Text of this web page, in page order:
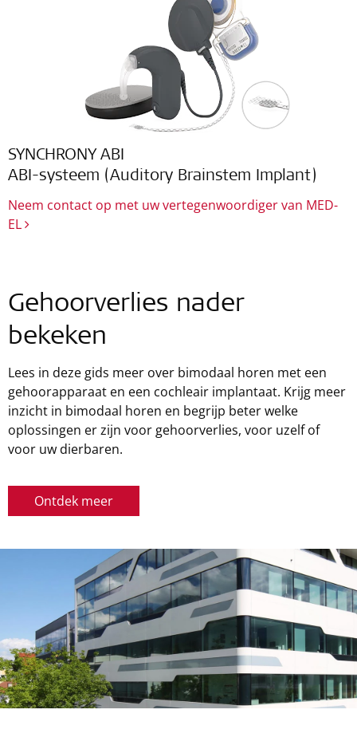
SYNCHRONY ABI
ABI-systeem (Auditory Brainstem Implant)
Neem contact op met uw vertegenwoordiger van MED-
EL
Gehoorverlies nader
bekeken
Lees in deze gids meer over bimodaal horen met een
gehoorapparaat en een cochleair implantaat. Krijg meer
inzicht in bimodaal horen en begrijp beter welke
oplossingen er zijn voor gehoorverlies, voor uzelf of
voor uw dierbaren.
Ontdek meer